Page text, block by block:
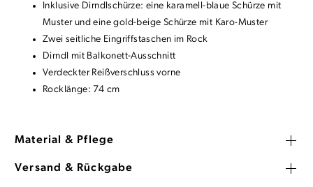
Inklusive Dirndlschürze: eine karamell-blaue Schürze mit
Muster und eine gold-beige Schürze mit Karo-Muster
Zwei seitliche Eingriffstaschen im Rock
Dirndl mit Balkonett-Ausschnitt
Verdeckter Reißverschluss vorne
Rocklänge: 74 cm
Material & Pflege
Versand & Rückgabe